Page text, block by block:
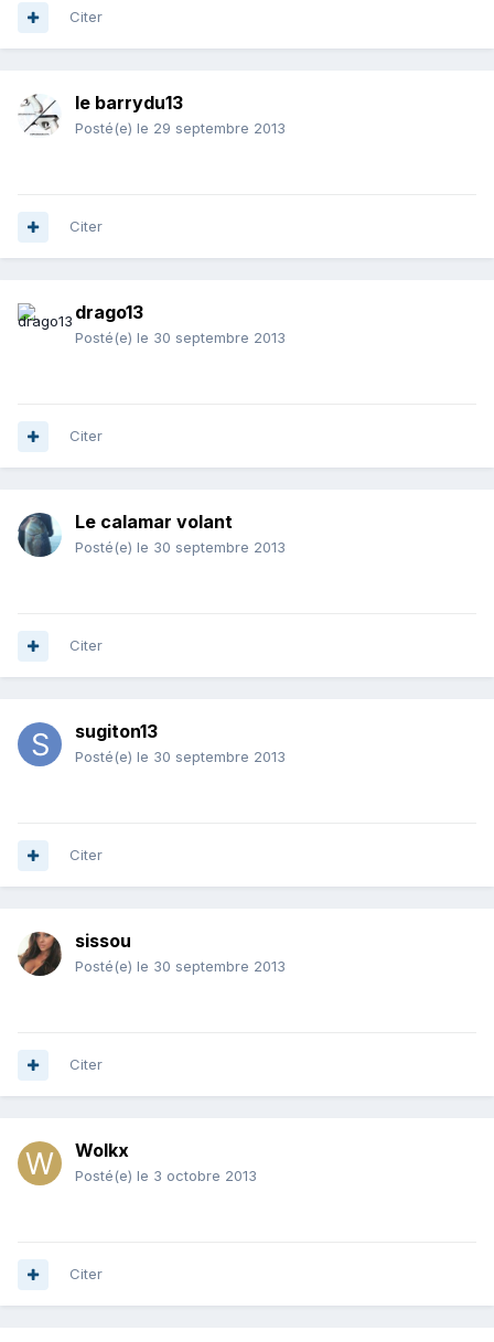
Citer
le barrydu13
Posté(e) le 29 septembre 2013
Citer
drago13
Posté(e) le 30 septembre 2013
Citer
Le calamar volant
Posté(e) le 30 septembre 2013
Citer
sugiton13
Posté(e) le 30 septembre 2013
Citer
sissou
Posté(e) le 30 septembre 2013
Citer
Wolkx
Posté(e) le 3 octobre 2013
Citer